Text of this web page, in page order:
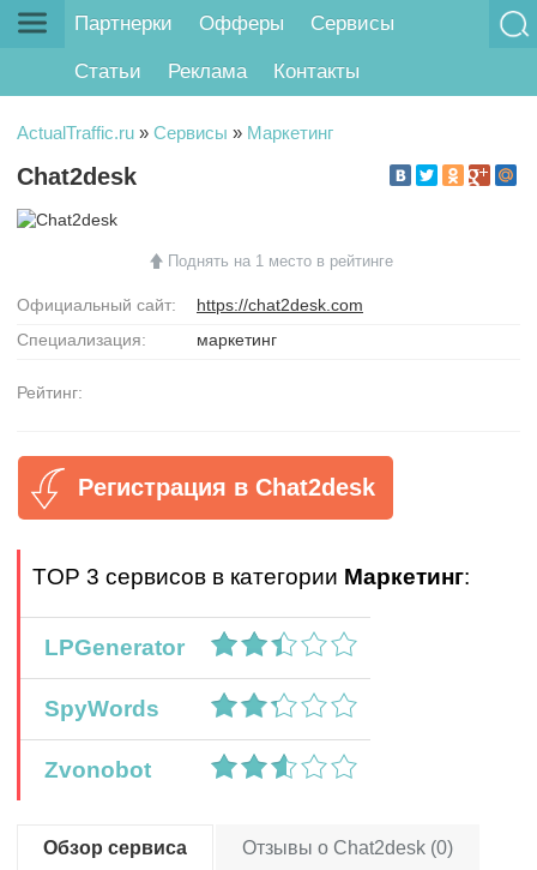
Партнерки Офферы Сервисы
Статьи Реклама Контакты
ActualTraffic.ru » Сервисы » Маркетинг
Chat2desk
Поднять на 1 место в рейтинге
Официальный сайт:
https://chat2desk.com
Специализация:
маркетинг
Рейтинг:
Регистрация в Chat2desk
TOP 3 сервисов в категории Маркетинг:
LPGenerator
SpyWords
Zvonobot
Обзор сервиса Отзывы о Chat2desk (0)